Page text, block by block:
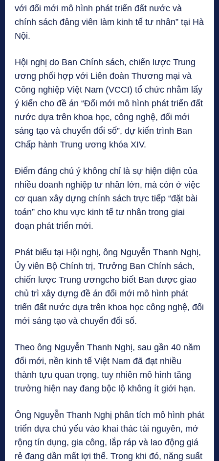
với đổi mới mô hình phát triển đất nước và
chính sách đảng viên làm kinh tế tư nhân” tại Hà
Nội.
Hội nghị do Ban Chính sách, chiến lược Trung
ương phối hợp với Liên đoàn Thương mại và
Công nghiệp Việt Nam (VCCI) tổ chức nhằm lấy
ý kiến cho đề án “Đổi mới mô hình phát triển đất
nước dựa trên khoa học, công nghệ, đổi mới
sáng tạo và chuyển đổi số”, dự kiến trình Ban
Chấp hành Trung ương khóa XIV.
Điểm đáng chú ý không chỉ là sự hiện diện của
nhiều doanh nghiệp tư nhân lớn, mà còn ở việc
cơ quan xây dựng chính sách trực tiếp “đặt bài
toán” cho khu vực kinh tế tư nhân trong giai
đoạn phát triển mới.
Phát biểu tại Hội nghị, ông Nguyễn Thanh Nghị,
Ủy viên Bộ Chính trị, Trưởng Ban Chính sách,
chiến lược Trung ươngcho biết Ban được giao
chủ trì xây dựng đề án đổi mới mô hình phát
triển đất nước dựa trên khoa học công nghệ, đổi
mới sáng tạo và chuyển đổi số.
Theo ông Nguyễn Thanh Nghị, sau gần 40 năm
đổi mới, nền kinh tế Việt Nam đã đạt nhiều
thành tựu quan trọng, tuy nhiên mô hình tăng
trưởng hiện nay đang bộc lộ không ít giới hạn.
Ông Nguyễn Thanh Nghị phân tích mô hình phát
triển dựa chủ yếu vào khai thác tài nguyên, mở
rộng tín dụng, gia công, lắp ráp và lao động giá
rẻ đang dần mất lợi thế. Trong khi đó, năng suất